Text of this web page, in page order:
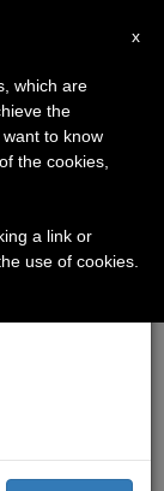
×
la pausa
de verano
el
x
which are
the
to know
the cookies,
a link or
use of cookies.